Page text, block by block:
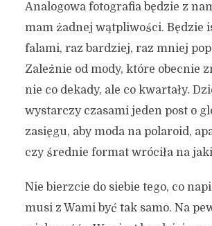
Analogowa fotografia będzie z
mam żadnej wątpliwości. Będzie
falami, raz bardziej, raz mniej
Zależnie od mody, które obecnie
nie co dekady, ale co kwartały.
wystarczy czasami jeden post o
zasięgu, aby moda na polaroid,
czy średnie format wróciła na
Nie bierzcie do siebie tego, co
musi z Wami być tak samo. Na